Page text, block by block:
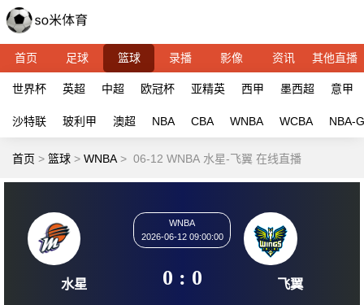
首页 足球 篮球 录播 影像 资讯 其他直播
世界杯 英超 中超 欧冠杯 亚精英 西甲 墨西超 意甲
沙特联 玻利甲 澳超 NBA CBA WNBA WCBA NBA-G
首页 > 篮球 > WNBA > 06-12 WNBA 水星-飞翼 在线直播
2026-06-12 09:00:00